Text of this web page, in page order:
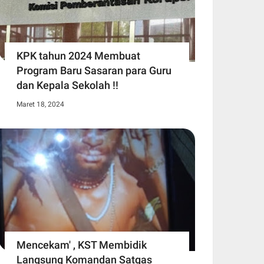
KPK tahun 2024 Membuat
Program Baru Sasaran para Guru
dan Kepala Sekolah !!
Maret 18, 2024
Mencekam' , KST Membidik
Langsung Komandan Satgas